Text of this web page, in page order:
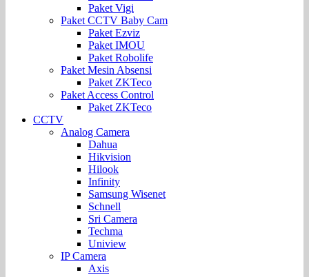
Paket Vigi
Paket CCTV Baby Cam
Paket Ezviz
Paket IMOU
Paket Robolife
Paket Mesin Absensi
Paket ZKTeco
Paket Access Control
Paket ZKTeco
CCTV
Analog Camera
Dahua
Hikvision
Hilook
Infinity
Samsung Wisenet
Schnell
Sri Camera
Techma
Uniview
IP Camera
Axis